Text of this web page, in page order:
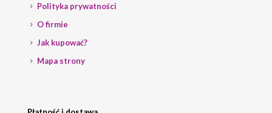
Polityka prywatności
O firmie
Jak kupować?
Mapa strony